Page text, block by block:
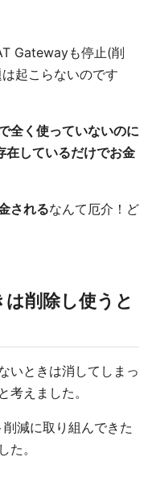
Gatewayも停止(削
起こらないのです
全く使っていないのに
しているだけでお金
されるなんて厄介！ど
削除し使うと
いときは消してしまっ
考えました。
減に取り組んできた
た。